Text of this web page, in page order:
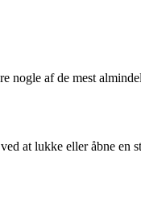
af de mest
at lukke eller åbne en